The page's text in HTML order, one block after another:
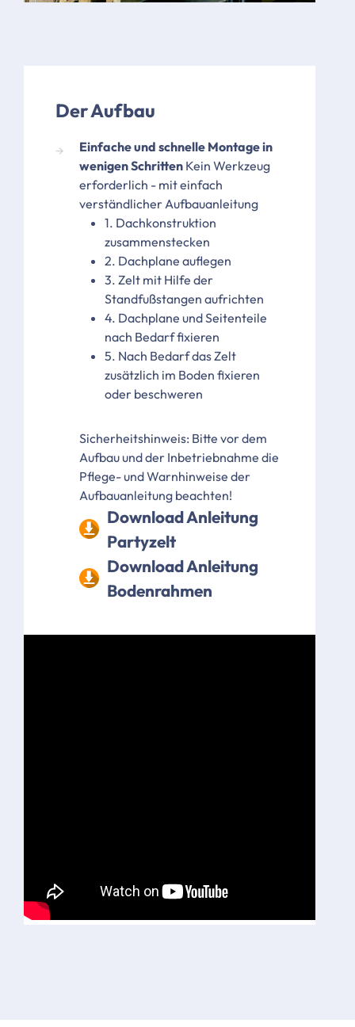
Der Aufbau
Einfache und schnelle Montage in
wenigen Schritten Kein Werkzeug
erforderlich - mit einfach
verständlicher Aufbauanleitung
1. Dachkonstruktion
zusammenstecken
2. Dachplane auflegen
3. Zelt mit Hilfe der
Standfußstangen aufrichten
4. Dachplane und Seitenteile
nach Bedarf fixieren
5. Nach Bedarf das Zelt
zusätzlich im Boden fixieren
oder beschweren
Sicherheitshinweis: Bitte vor dem
Aufbau und der Inbetriebnahme die
Pflege- und Warnhinweise der
Aufbauanleitung beachten!
Download Anleitung
Partyzelt
Download Anleitung
Bodenrahmen